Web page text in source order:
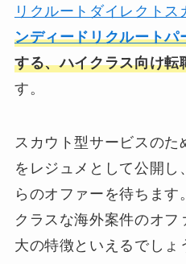
リクルートダイレクトス
ンディードリクルートパ
する、ハイクラス向け転
す。
スカウト型サービスの
をレジュメとして公開
らのオファーを待ちます
クラスな海外案件のオ
大の特徴といえるでしょ